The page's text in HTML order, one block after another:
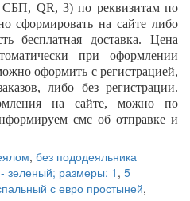
СБП, QR, 3) по реквизитам по
сформировать на сайте либо
бесплатная доставка. Цена
при оформлении
оформить с регистрацией,
либо без регистрации.
на сайте, можно по
смс об отправке и
, без пододеяльника
- зеленый; размеры: 1 , 5
с евро простыней,